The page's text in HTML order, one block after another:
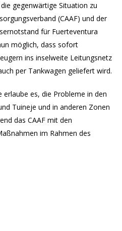
gegenwärtige Situation zu
(CAAF) und der
für Fuerteventura
möglich, dass sofort
ins inselweite Leitungsnetz
per Tankwagen geliefert wird.
es, die Probleme in den
Tuineje und in anderen Zonen
das CAAF mit den
im Rahmen des